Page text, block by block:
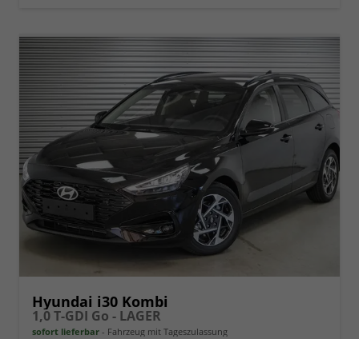
Hyundai i30 Kombi
1,0 T-GDI Go - LAGER
sofort lieferbar Fahrzeug mit Tageszulassung